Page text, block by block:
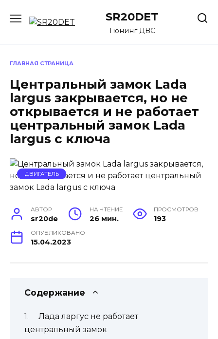
содержанию
SR20DET
Тюнинг ДВС
ГЛАВНАЯ СТРАНИЦА
Центральный замок Lada
largus закрывается, но не
открывается и не работает
центральный замок Lada
largus с ключа
ДВИГАТЕЛЬ
АВТОР
sr20de
НА ЧТЕНИЕ
26 мин.
ПРОСМОТРОВ
193
ОПУБЛИКОВАНО
15.04.2023
Содержание
Лада ларгус не работает
центральный замок